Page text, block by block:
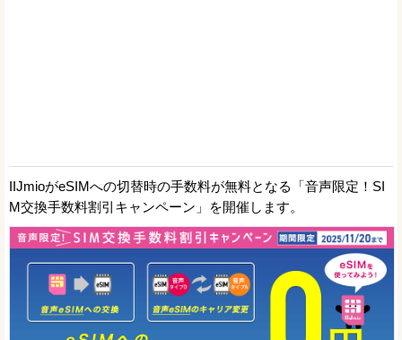
IIJmioがeSIMへの切替時の手数料が無料となる「音声限定！SI
M交換手数料割引キャンペーン」を開催します。